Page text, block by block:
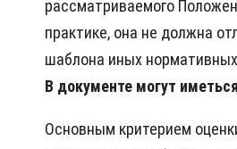
рассматриваемого
практике, она не должна
шаблона иных
В документе могут
Основным критерием